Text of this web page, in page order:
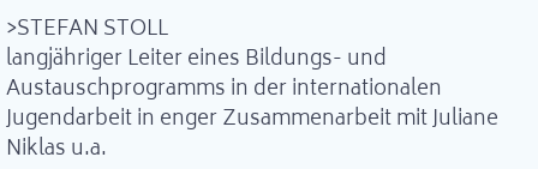
>STEFAN STOLL
langjähriger Leiter eines Bildungs- und
Austauschprogramms in der internationalen
Jugendarbeit in enger Zusammenarbeit mit Juliane
Niklas u.a.